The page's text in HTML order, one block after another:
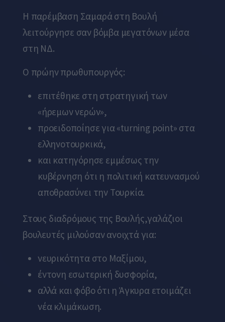
Η παρέμβαση Σαμαρά στη Βουλή
λειτούργησε σαν βόμβα μεγατόνων μέσα
στη ΝΔ.
Ο πρώην πρωθυπουργός:
επιτέθηκε στη στρατηγική των
«ήρεμων νερών»,
προειδοποίησε για «turning point» στα
ελληνοτουρκικά,
και κατηγόρησε εμμέσως την
κυβέρνηση ότι η πολιτική κατευνασμού
αποθρασύνει την Τουρκία.
Στους διαδρόμους της Βουλής,γαλάζιοι
βουλευτές μιλούσαν ανοιχτά για:
νευρικότητα στο Μαξίμου,
έντονη εσωτερική δυσφορία,
αλλά και φόβο ότι η Άγκυρα ετοιμάζει
νέα κλιμάκωση.